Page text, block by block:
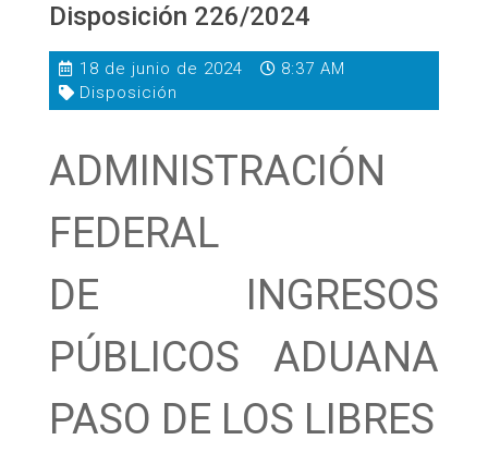
Disposición 226/2024
18 de junio de 2024
8:37 AM
Disposición
ADMINISTRACIÓN
FEDERAL
DE INGRESOS
PÚBLICOS ADUANA
PASO DE LOS LIBRES